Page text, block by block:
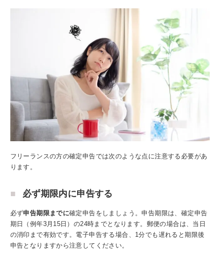
フリーランスの方の確定申告では次のような点に注意する必要があ
ります。
必ず期限内に申告する
必ず申告期限までに確定申告をしましょう。申告期限は、確定申告
期日（例年3月15日）の24時までとなります。郵便の場合は、当日
の消印まで有効です。電子申告する場合、1分でも遅れると期限後
申告となりますから注意してください。